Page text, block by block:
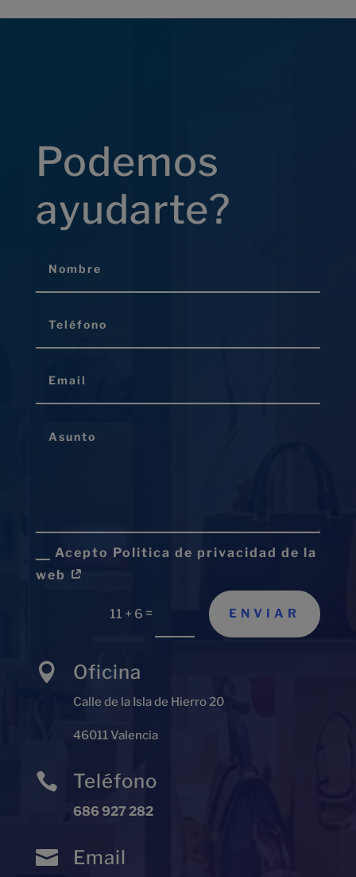
Podemos
ayudarte?
Acepto Politica de privacidad de la
web
11 + 6 = ENVIAR
 Oficina
Calle de la Isla de Hierro 20
46011 Valencia
 Teléfono
686 927 282
 Email